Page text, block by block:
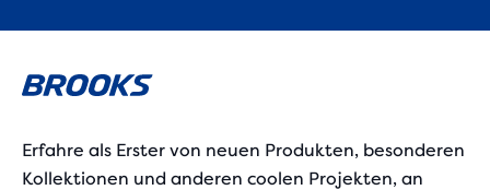
Erfahre als Erster von neuen Produkten, besonderen
Kollektionen und anderen coolen Projekten, an